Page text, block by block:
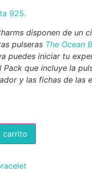
925.
disponen de un
pulseras The Ocean
puedes iniciar tu
Pack que incluye la
y las fichas de las
carrito